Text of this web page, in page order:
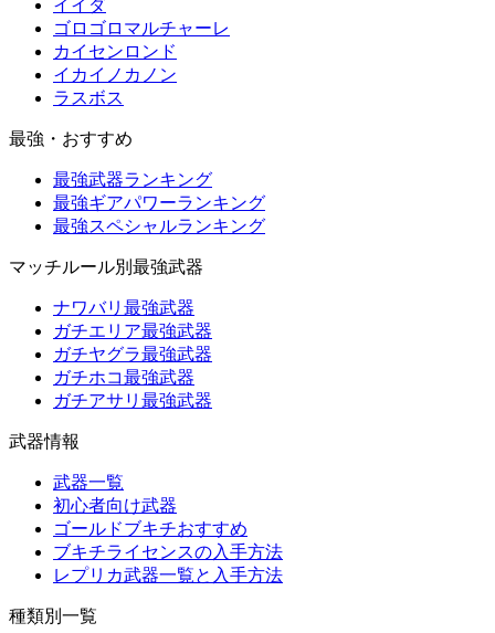
イイダ
ゴロゴロマルチャーレ
カイセンロンド
イカイノカノン
ラスボス
最強・おすすめ
最強武器ランキング
最強ギアパワーランキング
最強スペシャルランキング
マッチルール別最強武器
ナワバリ最強武器
ガチエリア最強武器
ガチヤグラ最強武器
ガチホコ最強武器
ガチアサリ最強武器
武器情報
武器一覧
初心者向け武器
ゴールドブキチおすすめ
ブキチライセンスの入手方法
レプリカ武器一覧と入手方法
種類別一覧